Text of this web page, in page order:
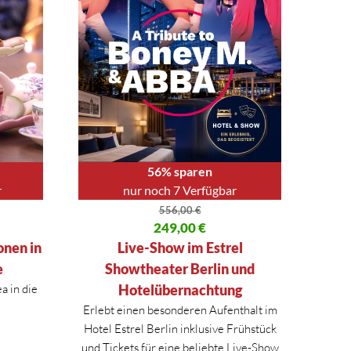
€
in
in die
56% sparen
nur noch 7 Verfügbar
556,00€
Ursprünglicher Preis war: 556,00 €
249,00€
Aktueller Preis ist: 249,00 €.
Live-Show im Estrel
Showtheater Berlin und
Hotelübernachtung
Erlebt einen besonderen Aufenthalt im
Hotel Estrel Berlin inklusive Frühstück
und Tickets für eine beliebte Live-Show